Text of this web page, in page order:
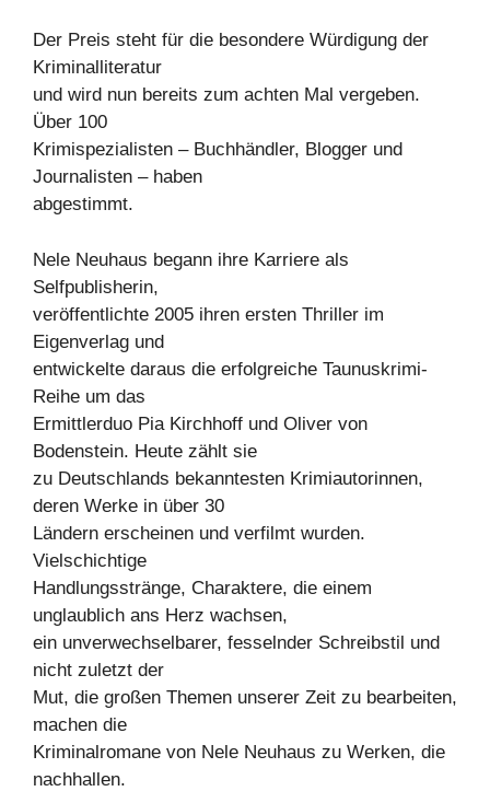
Der Preis steht für die besondere Würdigung der
Kriminalliteratur
und wird nun bereits zum achten Mal vergeben.
Über 100
Krimispezialisten – Buchhändler, Blogger und
Journalisten – haben
abgestimmt.
Nele Neuhaus begann ihre Karriere als
Selfpublisherin,
veröffentlichte 2005 ihren ersten Thriller im
Eigenverlag und
entwickelte daraus die erfolgreiche Taunuskrimi-
Reihe um das
Ermittlerduo Pia Kirchhoff und Oliver von
Bodenstein. Heute zählt sie
zu Deutschlands bekanntesten Krimiautorinnen,
deren Werke in über 30
Ländern erscheinen und verfilmt wurden.
Vielschichtige
Handlungsstränge, Charaktere, die einem
unglaublich ans Herz wachsen,
ein unverwechselbarer, fesselnder Schreibstil und
nicht zuletzt der
Mut, die großen Themen unserer Zeit zu bearbeiten,
machen die
Kriminalromane von Nele Neuhaus zu Werken, die
nachhallen.